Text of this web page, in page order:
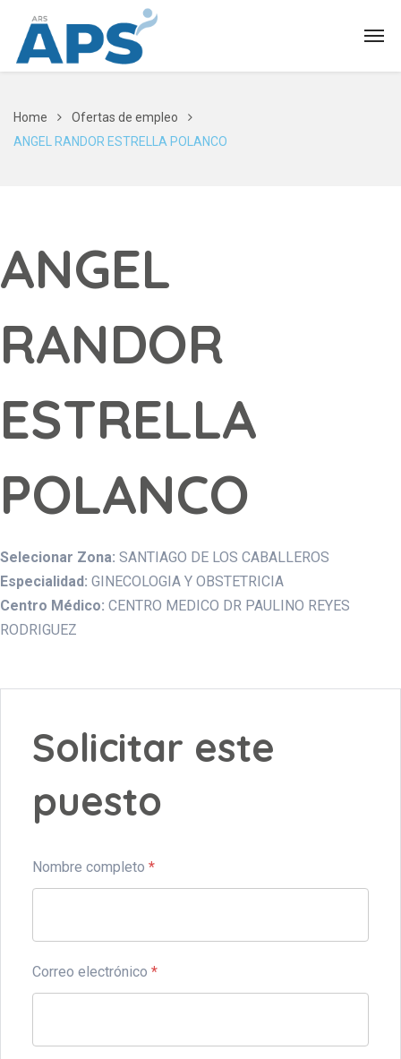
Home
Ofertas de empleo
ANGEL RANDOR ESTRELLA POLANCO
ANGEL
RANDOR
ESTRELLA
POLANCO
Selecionar Zona: SANTIAGO DE LOS CABALLEROS
Especialidad: GINECOLOGIA Y OBSTETRICIA
Centro Médico: CENTRO MEDICO DR PAULINO REYES
RODRIGUEZ
Solicitar este
puesto
Nombre completo *
Correo electrónico *